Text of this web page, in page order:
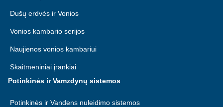
Dušų erdvės ir Vonios
Vonios kambario serijos
Naujienos vonios kambariui
Skaitmeniniai įrankiai
Potinkinės ir Vamzdynų sistemos
Potinkinės ir Vandens nuleidimo sistemos